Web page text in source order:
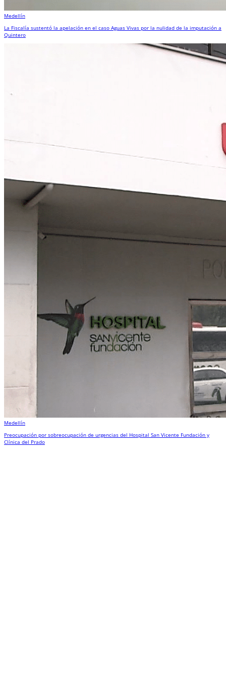
Medellín
La Fiscalía sustentó la apelación en el caso Aguas Vivas por la nulidad de la imputación a
Quintero
Medellín
Preocupación por sobreocupación de urgencias del Hospital San Vicente Fundación y
Clínica del Prado